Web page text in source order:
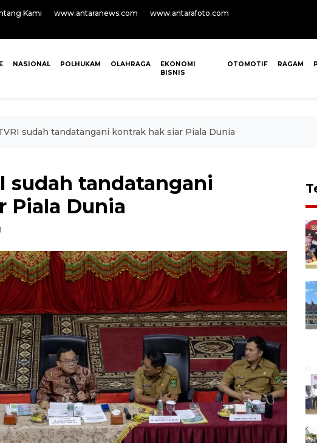
Kami www.antaranews.com
www.antarafoto.com
NASIONAL POLHUKAM OLAHRAGA
EKONOMI
BISNIS
OTOMOTIF RAGAM
sudah tandatangani kontrak hak siar Piala Dunia
sudah tandatangani
Piala Dunia